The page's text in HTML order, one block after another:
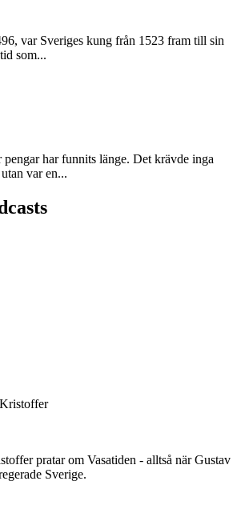
var Sveriges kung från 1523 fram till sin
som...
har funnits länge. Det krävde inga
var en...
pratar om Vasatiden - alltså när Gustav
Sverige.